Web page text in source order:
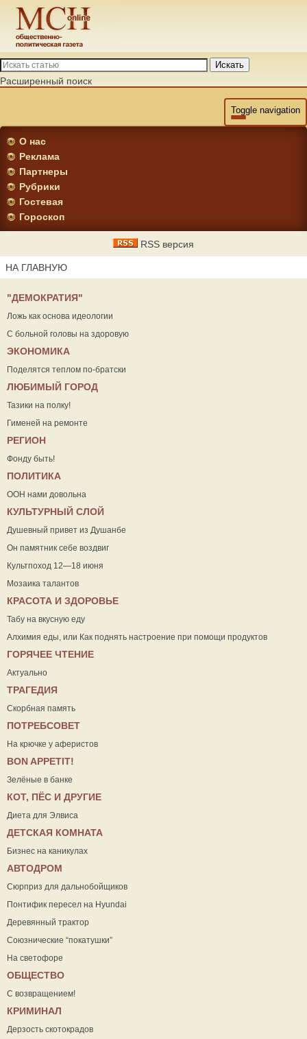
Искать
Расширенный поиск
Toggle navigation
О нас
Реклама
Партнеры
Рубрики
Гостевая
Гороскоп
RSS версия
НА ГЛАВНУЮ
"ДЕМОКРАТИЯ"
Ложь как основа идеологии
С больной головы на здоровую
ЭКОНОМИКА
Поделятся теплом по-братски
ЛЮБИМЫЙ ГОРОД
Тазики на полку!
Гименей на ремонте
РЕГИОН
Фонду быть!
ПОЛИТИКА
ООН нами довольна
КУЛЬТУРНЫЙ СЛОЙ
Душевный привет из Душанбе
Он памятник себе воздвиг
Культпоход 12—18 июня
Мозаика талантов
КРАСОТА И ЗДОРОВЬЕ
Табу на вкусную еду
Алхимия еды, или Как поднять настроение при помощи продуктов
ГОРЯЧЕЕ ЧТЕНИЕ
Актуально
ТРАГЕДИЯ
Скорбная память
ПОТРЕБСОВЕТ
На крючке у аферистов
ВON APPETIT!
Зелёные в банке
КОТ, ПЁС И ДРУГИЕ
Диета для Элвиса
ДЕТСКАЯ КОМНАТА
Бизнес на каникулах
АВТОДРОМ
Сюрприз для дальнобойщиков
Понтифик пересел на Hyundai
Деревянный трактор
Союзнические “покатушки”
На светофоре
ОБЩЕСТВО
С возвращением!
КРИМИНАЛ
Дерзость скотокрадов